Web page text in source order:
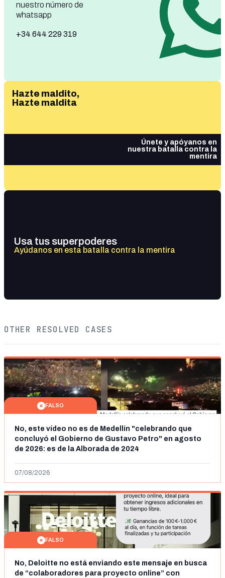
nuestro número de
whatsapp
+34 644 229 319
Hazte maldito,
Hazte maldita
Únete y apóyanos en
nuestra batalla contra la
mentira
Usa tus superpoderes
Ayúdanos en esta batalla contra la mentira
OTHER RESOLVED CASES
FALSO
No, este vídeo no es de Medellín "celebrando que
concluyó el Gobierno de Gustavo Petro" en agosto
de 2026: es de la Alborada de 2024
07/08/2026
FALSO
No, Deloitte no está enviando este mensaje en busca
de “colaboradores para proyecto online” con